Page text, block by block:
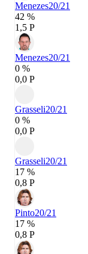
Menezes20/21
42 %
1,5 P
Menezes20/21
0 %
0,0 P
Grasseli20/21
0 %
0,0 P
Grasseli20/21
17 %
0,8 P
Pinto20/21
17 %
0,8 P